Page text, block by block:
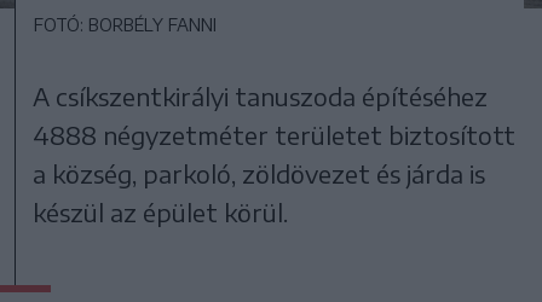
FOTÓ: BORBÉLY FANNI
A csíkszentkirályi tanuszoda építéséhez
4888 négyzetméter területet biztosított
a község, parkoló, zöldövezet és járda is
készül az épület körül.